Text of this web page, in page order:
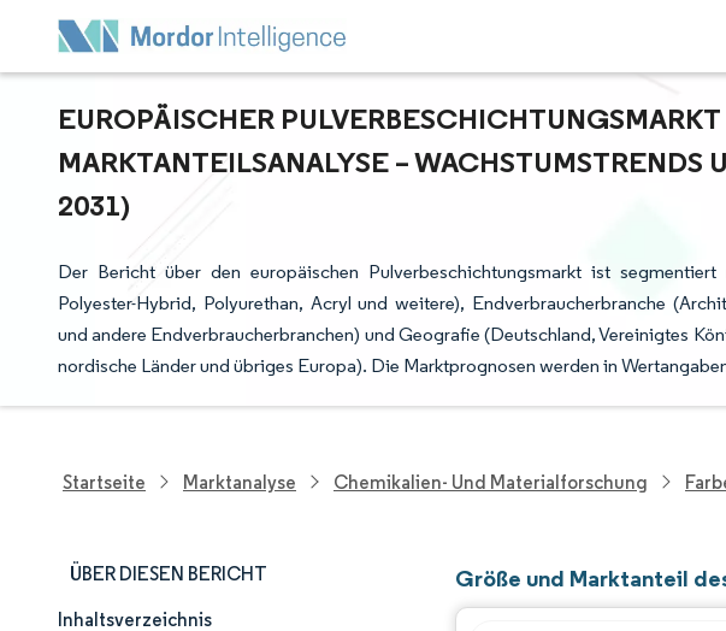
EUROPÄISCHER PULVERBESCHICHTUNGSMARKT
ARKTANTEILSANALYSE – WACHSTUMSTRENDS
031)
Der Bericht über den europäischen Pulverbeschichtungsmarkt ist
Polyester-Hybrid, Polyurethan, Acryl und weitere), Endverbraucherbranche
und andere Endverbraucherbranchen) und Geografie (Deutschland, Vereinigtes
nordische Länder und übriges Europa). Die Marktprognosen werden in
Startseite Marktanalyse Chemikalien- Und Materialforschung
ÜBER DIESEN BERICHT
Inhaltsverzeichnis
Größe und Marktanteil